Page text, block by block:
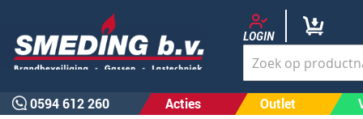
LOGIN
0594 612 260 Acties Outlet